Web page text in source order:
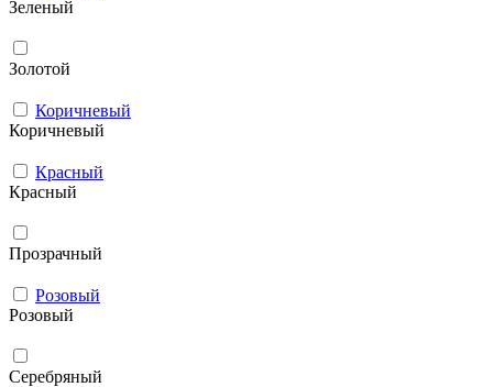
Зеленый
Золотой
Коричневый
Коричневый
Красный
Красный
Прозрачный
Розовый
Розовый
Серебряный